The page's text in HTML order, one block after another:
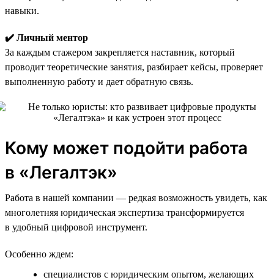
навыки.
✔️ Личный ментор
За каждым стажером закрепляется наставник, который
проводит теоретические занятия, разбирает кейсы, проверяет
выполненную работу и дает обратную связь.
Кому может подойти работа
в «Легалтэк»
Работа в нашей компании — редкая возможность увидеть, как
многолетняя юридическая экспертиза трансформируется
в удобный цифровой инструмент.
Особенно ждем:
специалистов с юридическим опытом, желающих